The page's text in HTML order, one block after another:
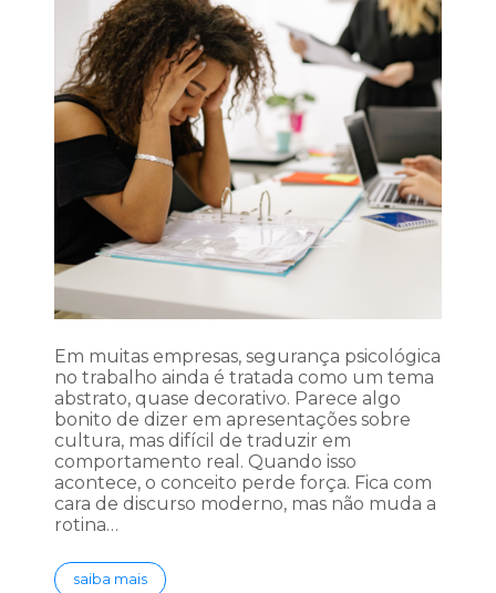
Em muitas empresas, segurança psicológica
no trabalho ainda é tratada como um tema
abstrato, quase decorativo. Parece algo
bonito de dizer em apresentações sobre
cultura, mas difícil de traduzir em
comportamento real. Quando isso
acontece, o conceito perde força. Fica com
cara de discurso moderno, mas não muda a
rotina…
saiba mais